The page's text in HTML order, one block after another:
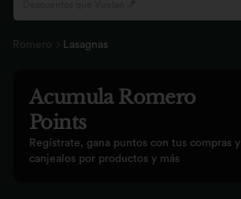
Romero Lasagnas
Acumula Romero
Points
Regístrate, gana puntos con tus compras y
canjealos por productos y más